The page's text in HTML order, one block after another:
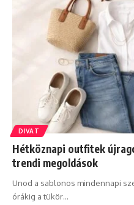
DIVAT
Hétköznapi outfitek
trendi megoldások
Unod a sablonos mindennapi
órákig a tükör…